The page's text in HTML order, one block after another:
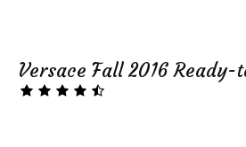
Versace Fall 2016 Ready-